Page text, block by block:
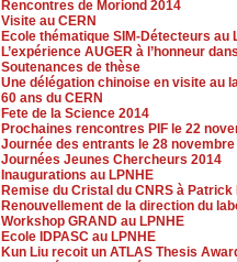
Rencontres de Moriond 2014
Visite au CERN
Ecole thématique SIM-Détecteurs au
L’expérience AUGER à l’honneur
Soutenances de thèse
Une délégation chinoise en visite au
60 ans du CERN
Fete de la Science 2014
Prochaines rencontres PIF le 22
Journée des entrants le 28 novembre
Journées Jeunes Chercheurs 2014
Inaugurations au LPNHE
Remise du Cristal du CNRS à Patrick
Renouvellement de la direction du
Workshop GRAND au LPNHE
Ecole IDPASC au LPNHE
Kun Liu recoit un ATLAS Thesis